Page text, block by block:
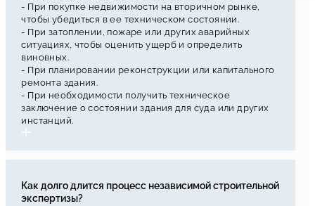
- При покупке недвижимости на вторичном рынке,
чтобы убедиться в ее техническом состоянии.
- При затоплении, пожаре или других аварийных
ситуациях, чтобы оценить ущерб и определить
виновных.
- При планировании реконструкции или капитального
ремонта здания.
- При необходимости получить техническое
заключение о состоянии здания для суда или других
инстанций.
Как долго длится процесс независимой строительной
экспертизы?